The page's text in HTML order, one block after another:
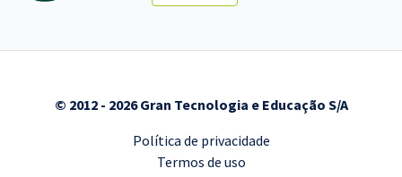
© 2012 - 2026 Gran Tecnologia e Educação S/A
Política de privacidade
Termos de uso